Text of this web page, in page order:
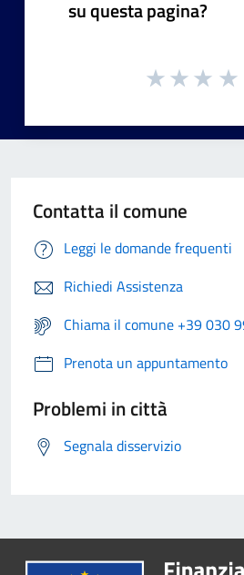
su questa pagina?
Contatta il comune
Leggi le domande frequenti
Richiedi Assistenza
Chiama il comune +39 030
Prenota un appuntamento
Problemi in città
Segnala disservizio